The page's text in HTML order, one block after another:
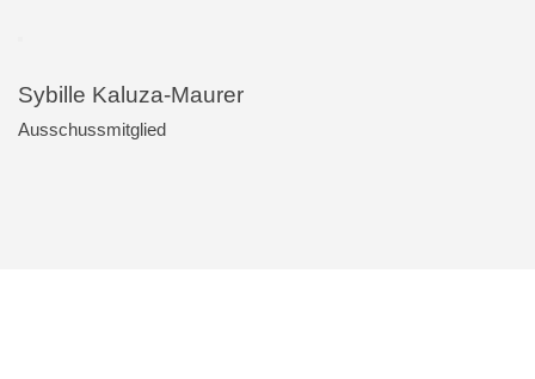
Sybille Kaluza-Maurer
Ausschussmitglied